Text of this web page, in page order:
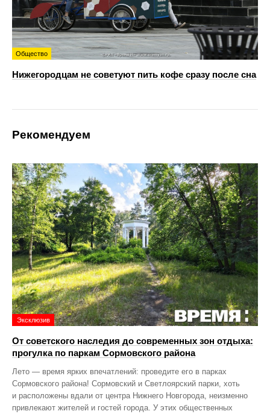
Общество
Нижегородцам не советуют пить кофе сразу после сна
Рекомендуем
Эксклюзив
От советского наследия до современных зон отдыха:
прогулка по паркам Сормовского района
Лето — время ярких впечатлений: проведите его в парках
Сормовского района! Сормовский и Светлоярский парки, хоть
и расположены вдали от центра Нижнего Новгорода, неизменно
привлекают жителей и гостей города. У этих общественных